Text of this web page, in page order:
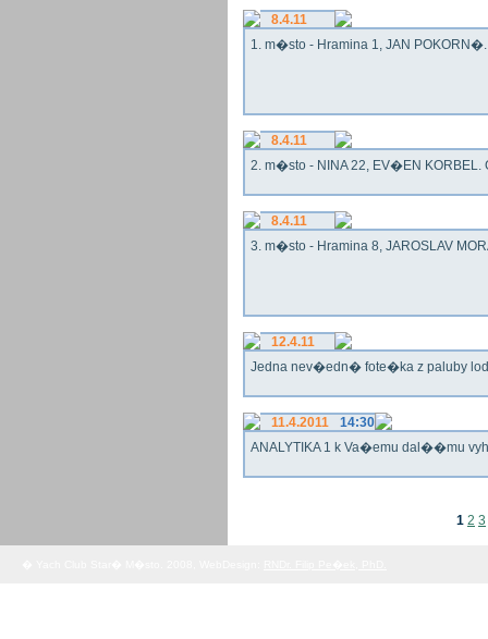
8.4.11
1. m�sto - Hramina 1, JAN
8.4.11
2. m�sto - NINA 22, EV�EN KORBEL.
8.4.11
3. m�sto - Hramina 8, JAROSLAV
12.4.11
Jedna nev�edn� fote�ka z paluby
11.4.2011
14:30
ANALYTIKA 1 k Va�emu dal��mu
1 2 3